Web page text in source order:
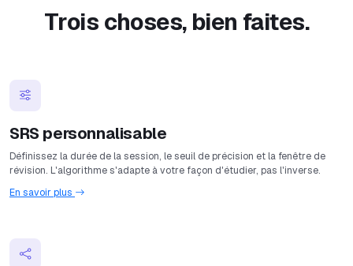
Trois choses, bien faites.
SRS personnalisable
Définissez la durée de la session, le seuil de précision et la fenêtre de
révision. L'algorithme s'adapte à votre façon d'étudier, pas l'inverse.
En savoir plus